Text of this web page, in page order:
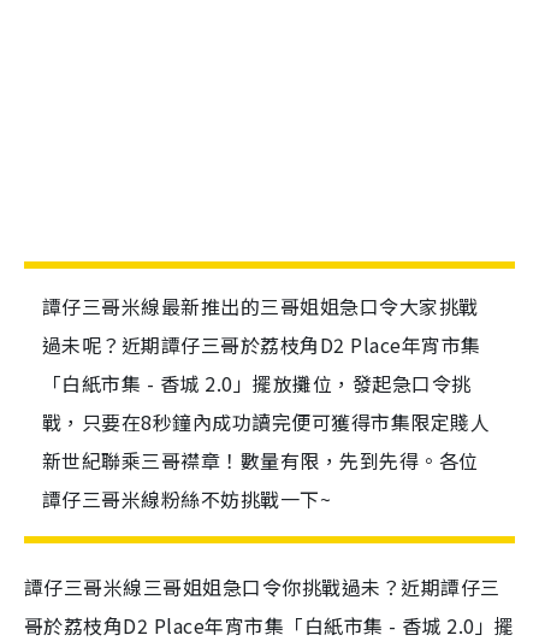
譚仔三哥米線最新推出的三哥姐姐急口令大家挑戰
過未呢？近期譚仔三哥於荔枝角D2 Place年宵市集
「白紙市集 - 香城 2.0」擺放攤位，發起急口令挑
戰，只要在8秒鐘內成功讀完便可獲得市集限定賤人
新世紀聯乘三哥襟章！數量有限，先到先得。各位
譚仔三哥米線粉絲不妨挑戰一下~
譚仔三哥米線三哥姐姐急口令你挑戰過未？近期譚仔三
哥於荔枝角D2 Place年宵市集「白紙市集 - 香城 2.0」擺